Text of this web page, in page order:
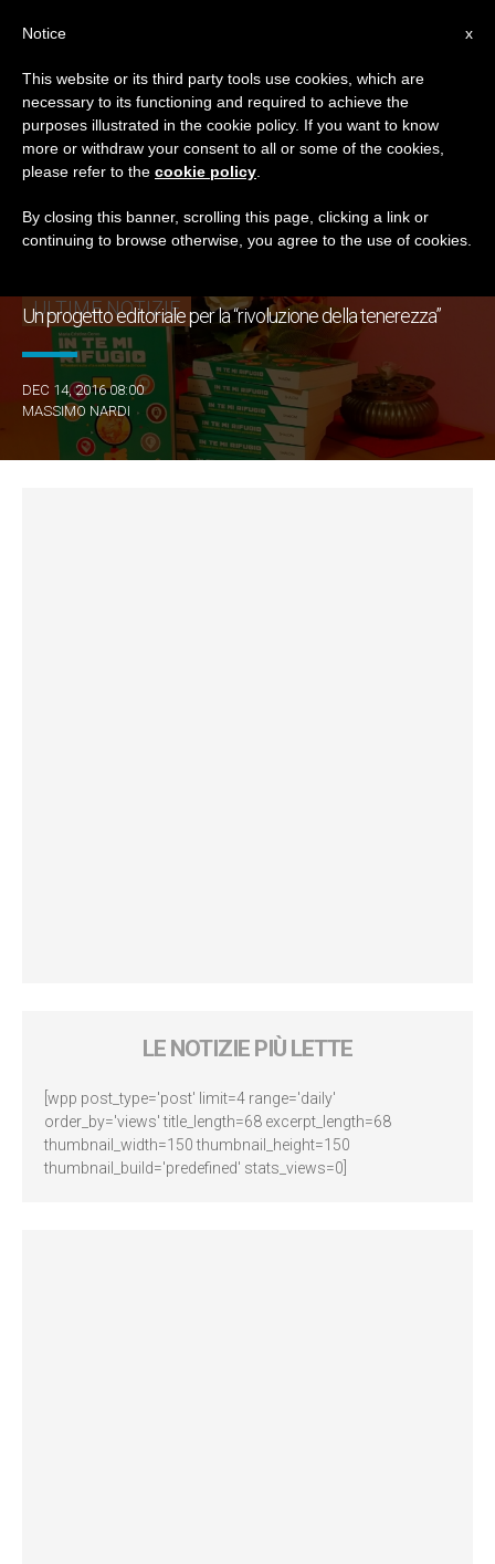
TAG
Posts Tagged
‘Frammenti Di Pace’
ULTIME NOTIZIE
Un progetto editoriale per la “rivoluzione della tenerezza”
DEC 14, 2016 08:00
MASSIMO NARDI
LE NOTIZIE PIÙ LETTE
[wpp post_type='post' limit=4 range='daily'
order_by='views' title_length=68 excerpt_length=68
thumbnail_width=150 thumbnail_height=150
thumbnail_build='predefined' stats_views=0]
x
Notice
This website or its third party tools use cookies, which are
necessary to its functioning and required to achieve the
purposes illustrated in the cookie policy. If you want to know
more or withdraw your consent to all or some of the cookies,
please refer to the cookie policy
By closing this banner, scrolling this page, clicking a link or
continuing to browse otherwise, you agree to the use of cookies.